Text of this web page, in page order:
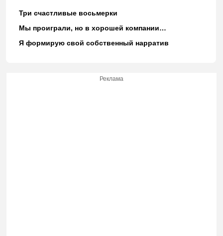
Три счастливые восьмерки
Мы проиграли, но в хорошей компании…
Я формирую свой собственный нарратив
Реклама